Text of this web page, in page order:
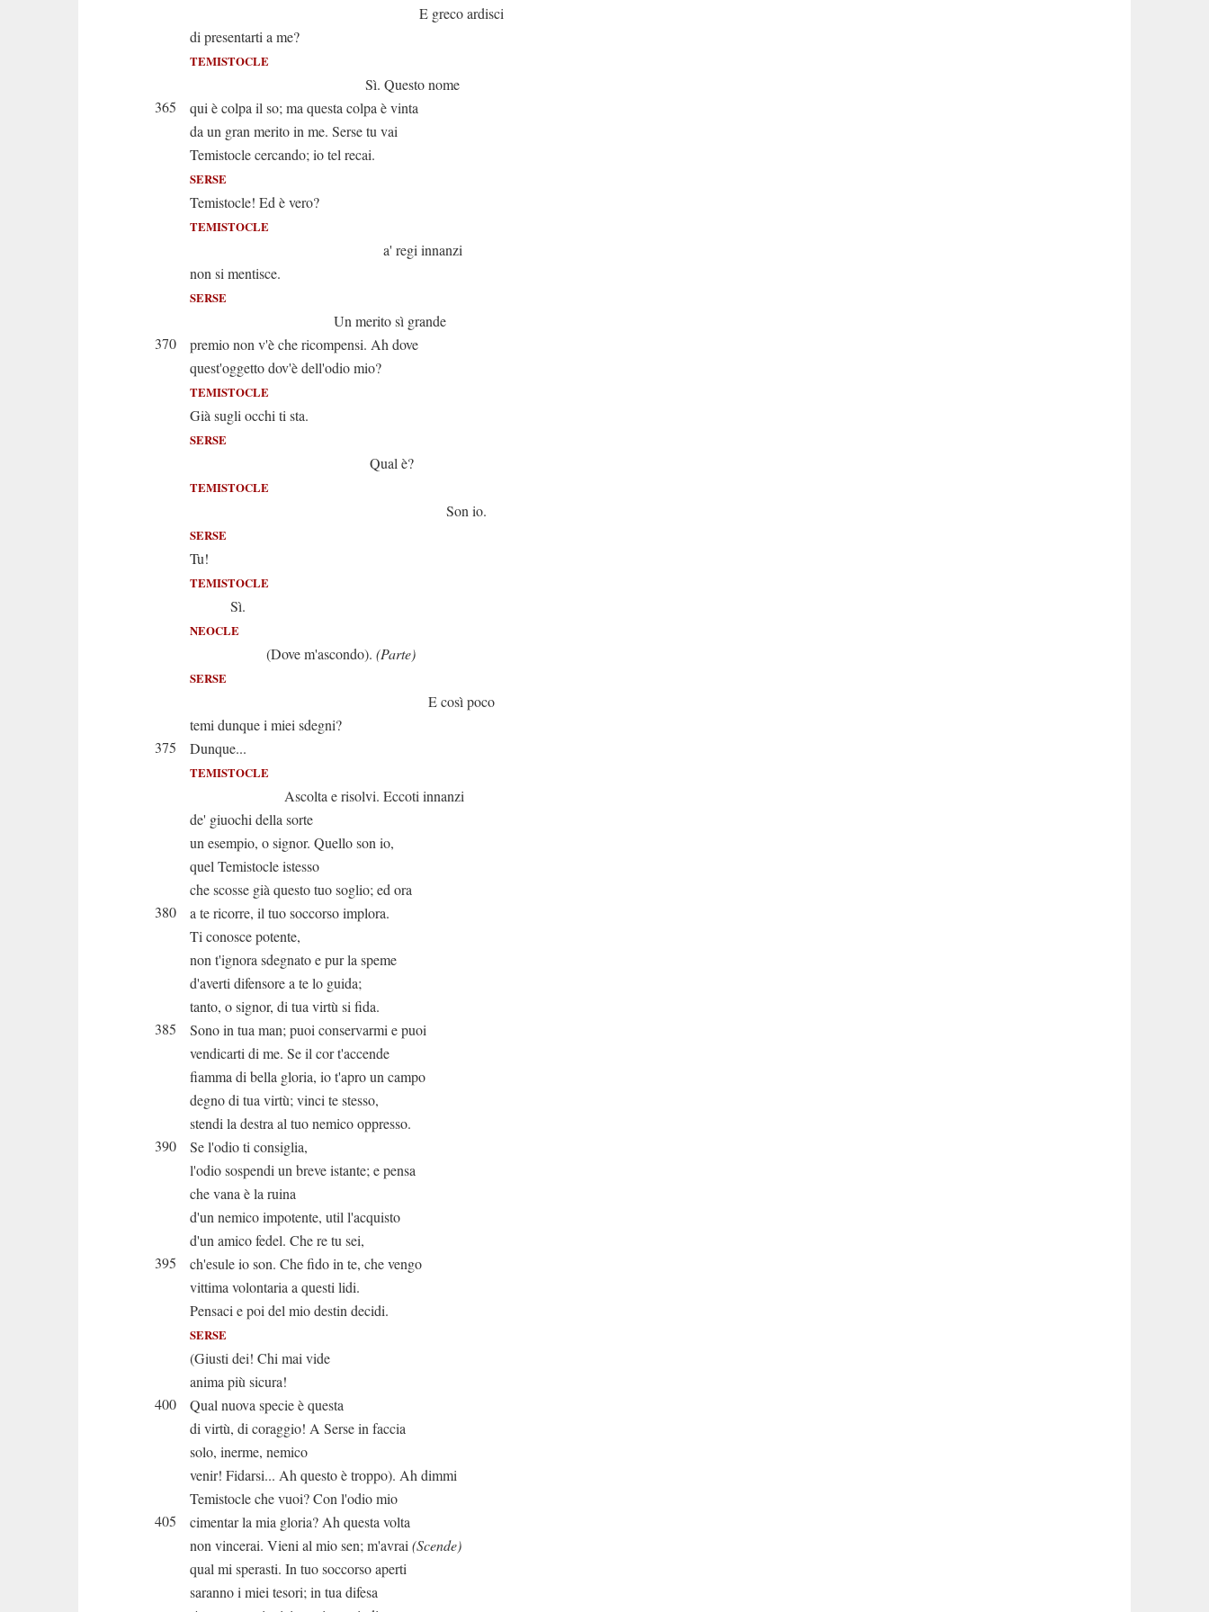
E greco ardisci
di presentarti a me?
TEMISTOCLE
Sì. Questo nome
365
qui è colpa il so; ma questa colpa è vinta
da un gran merito in me. Serse tu vai
Temistocle cercando; io tel recai.
SERSE
Temistocle! Ed è vero?
TEMISTOCLE
a' regi innanzi
non si mentisce.
SERSE
Un merito sì grande
370
premio non v'è che ricompensi. Ah dove
quest'oggetto dov'è dell'odio mio?
TEMISTOCLE
Già sugli occhi ti sta.
SERSE
Qual è?
TEMISTOCLE
Son io.
SERSE
Tu!
TEMISTOCLE
Sì.
NEOCLE
(Dove m'ascondo). (Parte)
SERSE
E così poco
temi dunque i miei sdegni?
375
Dunque...
TEMISTOCLE
Ascolta e risolvi. Eccoti innanzi
de' giuochi della sorte
un esempio, o signor. Quello son io,
quel Temistocle istesso
che scosse già questo tuo soglio; ed ora
380
a te ricorre, il tuo soccorso implora.
Ti conosce potente,
non t'ignora sdegnato e pur la speme
d'averti difensore a te lo guida;
tanto, o signor, di tua virtù si fida.
385
Sono in tua man; puoi conservarmi e puoi
vendicarti di me. Se il cor t'accende
fiamma di bella gloria, io t'apro un campo
degno di tua virtù; vinci te stesso,
stendi la destra al tuo nemico oppresso.
390
Se l'odio ti consiglia,
l'odio sospendi un breve istante; e pensa
che vana è la ruina
d'un nemico impotente, util l'acquisto
d'un amico fedel. Che re tu sei,
395
ch'esule io son. Che fido in te, che vengo
vittima volontaria a questi lidi.
Pensaci e poi del mio destin decidi.
SERSE
(Giusti dei! Chi mai vide
anima più sicura!
400
Qual nuova specie è questa
di virtù, di coraggio! A Serse in faccia
solo, inerme, nemico
venir! Fidarsi... Ah questo è troppo). Ah dimmi
Temistocle che vuoi? Con l'odio mio
405
cimentar la mia gloria? Ah questa volta
non vincerai. Vieni al mio sen; m'avrai (Scende)
qual mi sperasti. In tuo soccorso aperti
saranno i miei tesori; in tua difesa